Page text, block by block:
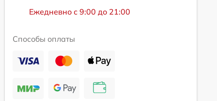
Ежедневно с 9:00 до 21:00
Способы оплаты